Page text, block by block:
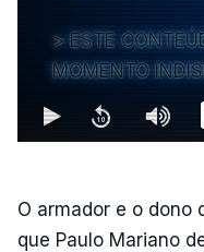
ESTE
MOMENTO
O armador e o dono
que Paulo Mariano